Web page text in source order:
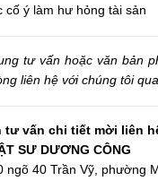
cố ý làm hư hỏng tài sản
tư vấn hoặc văn bản
liên hệ với chúng tôi
tư vấn chi tiết mời liên
SƯ DƯƠNG CÔNG
ngõ 40 Trần Vỹ, phường